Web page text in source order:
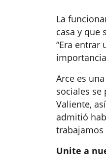
La
casa y que
“Era entrar
Arce es
sociales se
Valiente,
admitió
trabajamos
Unite a